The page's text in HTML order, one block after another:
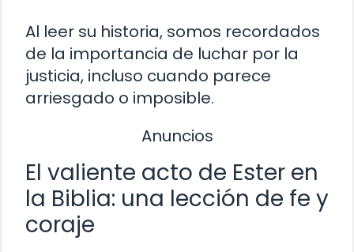
Al leer su historia, somos recordados
de la importancia de luchar por la
justicia, incluso cuando parece
arriesgado o imposible.
Anuncios
El valiente acto de Ester en
la Biblia: una lección de fe y
coraje